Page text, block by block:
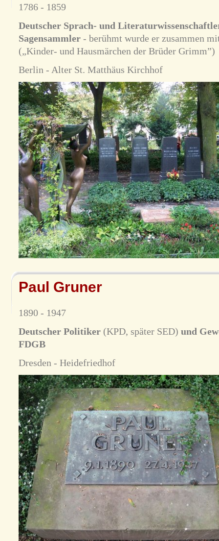
1786 - 1859
Deutscher Sprach- und
Sagensammler- berühmt wurde er zusammen
(„Kinder- und Hausmärchen der Brüder Grimm”)
Berlin - Alter St. Matthäus Kirchhof
Paul Gruner
1890 - 1947
Deutscher Politiker(KPD, später SED) und
FDGB
Dresden - Heidefriedhof